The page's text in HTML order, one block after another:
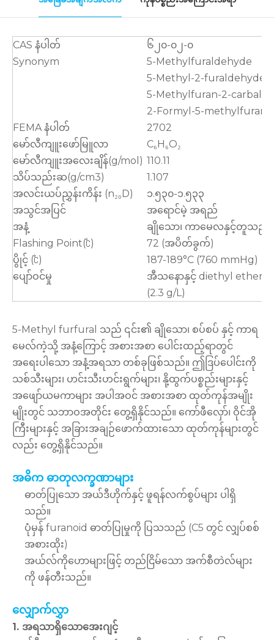
CAS နံပါတ်
၆၂၀-၀၂-၀
Synonym
5-Methylfuraldehyde
5-Methyl-2-furaldehyde
5-Methylfuran-2-
2-Formyl-5-methylfuran
FEMA နံပါတ်
2702
မော်လီကျူးဖော်မြူလာ
C₆H₆O₂
မော်လီကျူးအလေးချိန်(g/mol) 110.11
သိပ်သည်းဆ(g/cm3)
1.107
အလင်းယပ်ညွှန်းကိန်း (n₂₀D)
၁.၅၃၀-၁.၅၃၃
အသွင်အပြင်
အရောင်မဲ့ အရည်
အနံ့
ချိုသော၊ ကာမေလနှင့်တူသည်။
Flashing Point(℃)
72 (အပိတ်ခွက်)
ပွိုင့် (℃)
187-189°C (760 mmHg)
ပျော်ဝင်မှု
အီသနောနှင့် diethyl ether
(2.3 g/L)
5-Methyl furfural သည် ၎င်း၏ ချိုသော၊ စပ်စပ် နှင့် ကာရ
မေလ်ကဲ့သို့ အနံ့ကြောင့် အစားအစာ ပေါင်းထည့်ရာတွင်
အရေးပါသော အနံ့အရသာ တစ်ခုဖြစ်သည်။ ဤဒြပ်ပေါင်းကို
သစ်သီးများ၊ ဟင်းသီးဟင်းရွက်များ၊ နို့ထွက်ပစ္စည်းများနှင့်
အဖျော်ယမကာများ အပါအဝင် အစားအစာ ထုတ်ကုန်အမျိုး
မျိုးတွင် သဘာဝအတိုင်း တွေ့ရှိနိုင်သည်။ ကော်ဖီလှော်၊ ဝိုင်အို
ကြီးများနှင့် အခြားအချဉ်ဖောက်ထားသော ထုတ်ကုန်များတွင်
လည်း တွေ့ရှိနိုင်သည်။
အဓိက ဓာတုလက္ခဏာများ
ဓာတ်ပြုသော အယ်ဒီဟိုက်နှင့် ဖူရန်လက်စွပ်များ ပါရှိ
သည်။
ပုံမှန် furanoid ဓာတ်ပြုမှုကို ပြသသည် (C5 တွင် လျှပ်စစ်
အစားထိုး)
အယ်လ်ကိုဟောများဖြင့် တည်ငြိမ်သော အက်စီတဲလ်များ
ကို ဖန်တီးသည်။
လျှောက်လွှာ
1. အရသာရှိသောအေးဂျင့်